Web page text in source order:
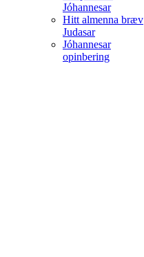
Jóhannesar
Hitt almenna bræv
Judasar
Jóhannesar
opinbering